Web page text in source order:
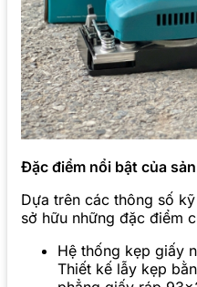
Đặc điểm nổi bật của
Dựa trên các thông số
sở hữu những đặc điểm
Hệ thống kẹp giấy
Thiết kế lẫy kẹp